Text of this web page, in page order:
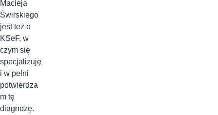
Macieja
Świrskiego
jest też o
KSeF, w
czym się
specjalizuję
i w pełni
potwierdza
m tę
diagnozę.